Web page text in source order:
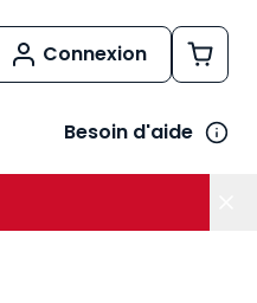
Connexion
Besoin d'aide